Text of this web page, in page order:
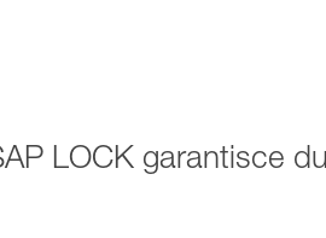
LOCK garantisce